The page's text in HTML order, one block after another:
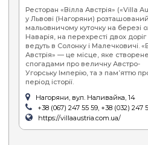
Ресторан «Вілла Австрія» («Villa
у Львові (Нагоряни)
мальовничому куточку на березі
Наварія, на перехресті двох доріг
ведуть в Солонку і Малечковичі.
Австрія» — це місце, яке створене
спогадами про величну Австро-
Угорську Імперію, та з пам’яттю
період історії.
Нагоряни, вул. Наливайка, 14
+38 (067) 247 55 59, +38 (032) 247
https://villaaustria.com.ua/